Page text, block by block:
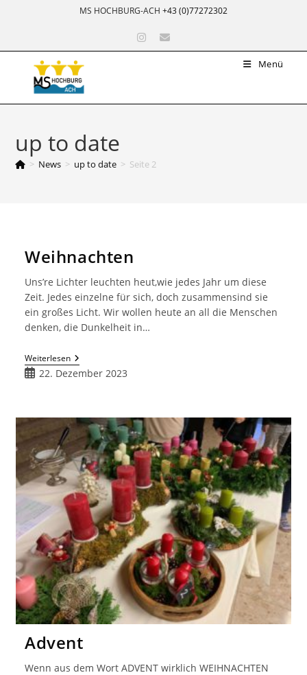
MS HOCHBURG-ACH +43 (0)77272302
Menü
up to date
> News > up to date > Seite 2
Weihnachten
Uns’re Lichter leuchten heut,wie jedes Jahr um diese
Zeit. Jedes einzelne für sich, doch zusammensind sie
ein großes Licht. Wir wollen heute an all die Menschen
denken, die Dunkelheit in…
WeiterlesenWeihnachten
Beitrag
22. Dezember 2023
Advent
Wenn aus dem Wort ADVENT wirklich WEIHNACHTEN